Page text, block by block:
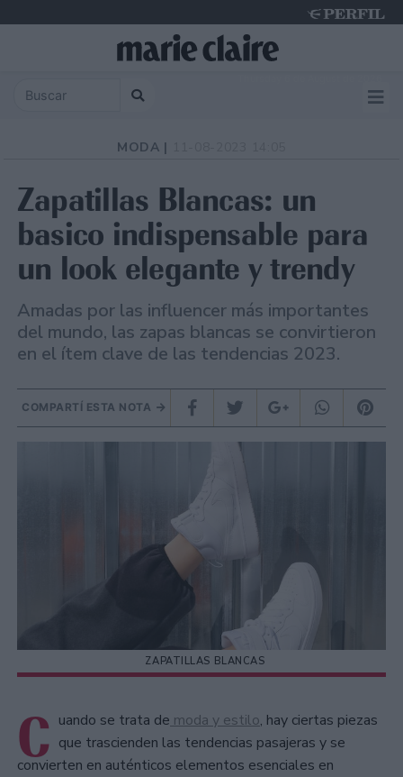
MODA |
Zapatillas Blancas: un
basico indispensable para
un look elegante y trendy
Amadas por las influencer más importantes
del mundo, las zapas blancas se convirtieron
en el ítem clave de las tendencias 2023.
COMPARTÍ ESTA NOTA
ZAPATILLAS BLANCAS
C uando se trata de moda y estilo, hay ciertas piezas
que trascienden las tendencias pasajeras y se
convierten en auténticos elementos esenciales en